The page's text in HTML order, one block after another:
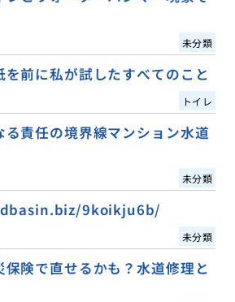
未分類
前に私が試したすべてのこと
トイレ
責任の境界線マンション水道
未分類
9koikju6b/
未分類
保険で直せるかも？水道修理と